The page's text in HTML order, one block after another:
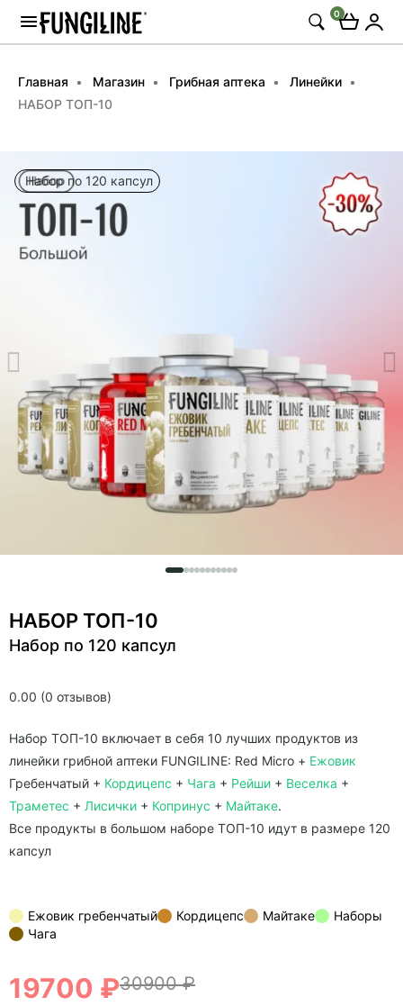
0
Главная Магазин Грибная аптека
Линейки
НАБОР ТОП-10
Набор по 120 капсул
0.00 (0 отзывов)
НАБОР ТОП-10
Набор по 120 капсул
Набор ТОП-10 включает в себя 10 лучших продуктов из
линейки грибной аптеки FUNGILINE: Red Micro + Ежовик
Гребенчатый + Кордицепс + Чага + Рейши + Веселка +
Траметес + Лисички + Копринус + Майтаке.
Все продукты в большом наборе ТОП-10 идут в размере 120
капсул
Ежовик гребенчатый Кордицепс Майтаке
Наборы
Чага
19700 ₽30900 ₽